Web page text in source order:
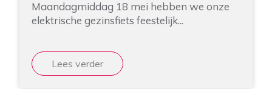
Maandagmiddag 18 mei hebben we onze
elektrische gezinsfiets feestelijk...
Lees verder